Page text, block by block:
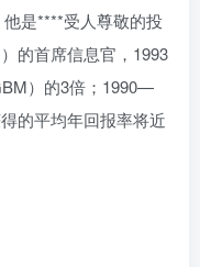
他是****受人尊敬的投
的首席信息官，1993
）的3倍；1990—
的平均年回报率将近